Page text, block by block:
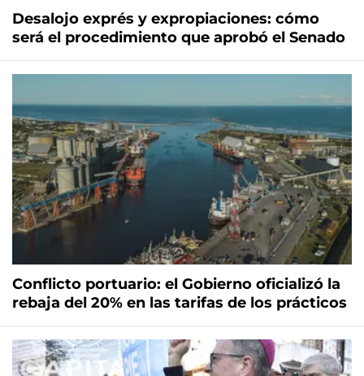
Desalojo exprés y expropiaciones: cómo
será el procedimiento que aprobó el Senado
Conflicto portuario: el Gobierno oficializó la
rebaja del 20% en las tarifas de los prácticos